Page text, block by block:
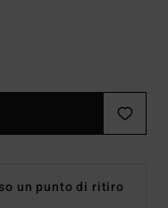
un punto di ritiro